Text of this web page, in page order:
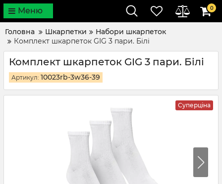
Меню 0
Головна Шкарпетки
Набори шкарпеток
Комплект шкарпеток GIG 3 пари. Білі
Комплект шкарпеток GIG 3 пари. Білі
Артикул: 10023rb-3w36-39
Суперціна